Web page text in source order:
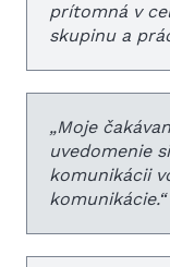
prítomná v
skupinu a
„Moje
uvedomenie
komunikácii
komunikácie.“